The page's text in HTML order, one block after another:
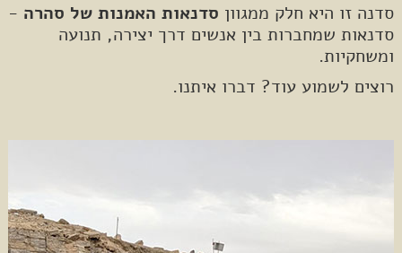
סדנה זו היא חלק ממגוון סדנאות האמנות של סהרה -
סדנאות שמחברות בין אנשים דרך יצירה, תנועה
ומשחקיות.
רוצים לשמוע עוד? דברו איתנו.